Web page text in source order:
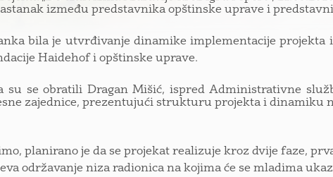
između predstavnika opštinske uprave i
bila je utvrđivanje dinamike implementacije projekta
Haidehof i opštinske uprave.
su se obratili Dragan Mišić, ispred Administrativne
zajednice, prezentujući strukturu projekta i dinamiku
planirano je da se projekat realizuje kroz dvije faze,
održavanje niza radionica na kojima će se mladima